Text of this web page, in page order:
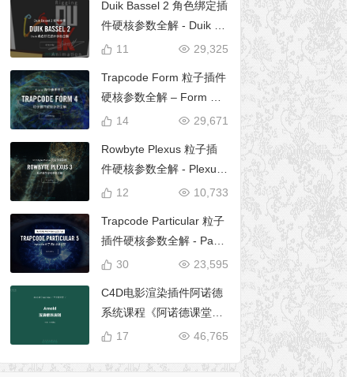
Duik Bassel 2 角色绑定插
件硬核参数全解 - Duik 16
完全使用手册
29,325
11
Trapcode Form 粒子插件
硬核参数全解 – Form 完
全使用手册
29,671
14
Rowbyte Plexus 粒子插
件硬核参数全解 - Plexus
完全使用手册
10,733
12
Trapcode Particular 粒子
插件硬核参数全解 - Parti
cular 5 完全使用手册23,595
30
C4D电影渲染插件阿诺德
系统课程《阿诺德课堂之
玉清境》
46,765
17